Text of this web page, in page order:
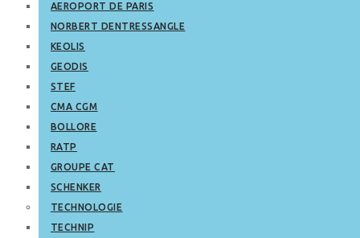
AEROPORT DE PARIS
NORBERT DENTRESSANGLE
KEOLIS
GEODIS
STEF
CMA CGM
BOLLORE
RATP
GROUPE CAT
SCHENKER
TECHNOLOGIE
TECHNIP